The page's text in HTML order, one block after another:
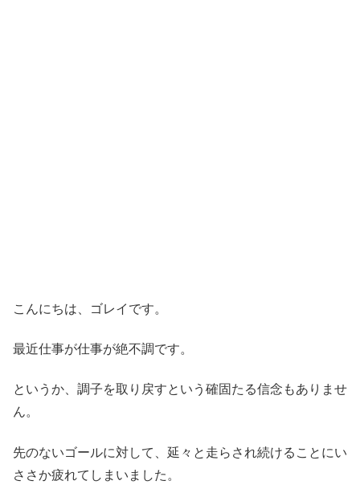
こんにちは、ゴレイです。
最近仕事が仕事が絶不調です。
というか、調子を取り戻すという確固たる信念もありませ
ん。
先のないゴールに対して、延々と走らされ続けることにい
ささか疲れてしまいました。